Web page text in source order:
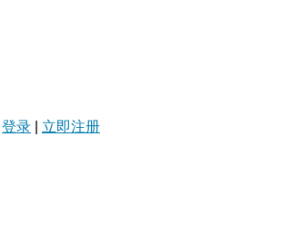
登录 立即注册